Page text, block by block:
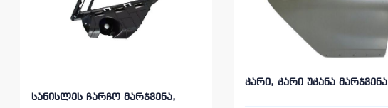
სანისლეს ჩარჩო მარჯვენა,
კარი, კარი უკანა მარჯვენა